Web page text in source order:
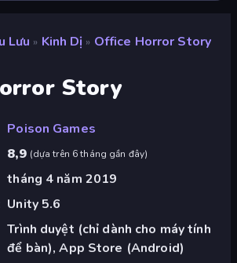
Lưu » Kinh Dị » Office Horror Story
Story
Poison Games
8,9 (dựa trên 6 tháng gần đây)
tháng 4 năm 2019
Unity 5.6
Trình duyệt (chỉ dành cho máy tính
để bàn), App Store (Android)